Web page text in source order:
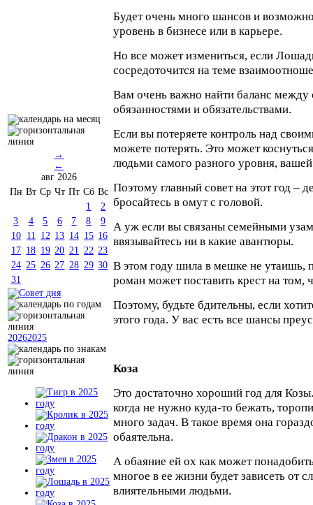
→
←
авг 2026
Пн Вт Ср Чт Пт Сб Вс
1
2
3
4 5 6 7 8
9
10 11 12 13 14 15 16
17 18 19 20 21 22 23
24 25 26 27 28 29 30
31
20262025
Будет очень много шансов и
уровень в бизнесе или в карьере.
Но все может измениться, если
сосредоточится на теме
Вам очень важно найти баланс
обязанностями и обязательствами.
Если вы потеряете контроль над
можете потерять. Это может
людьми самого разного уровня,
Поэтому главный совет на этот год –
бросайтесь в омут с головой.
А уж если вы связаны семейными
ввязывайтесь ни в какие авантюры.
В этом году шила в мешке не утаишь,
роман может поставить крест на том,
Поэтому, будьте бдительны, если
этого года. У вас есть все шансы
Коза
Это достаточно хороший год для
когда не нужно куда-то бежать,
много задач. В такое время она
обаятельна.
А обаяние ей ох как может
многое в ее жизни будет зависеть от
влиятельными людьми.